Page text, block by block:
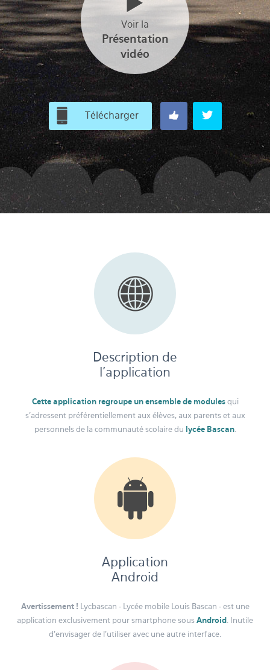
Voir la
Présentation
vidéo
Télécharger
Description de
l'application
Cette application regroupe un ensemble de modulesqui
s’adressent préférentiellement aux élèves, aux parents et aux
personnels de la communauté scolaire du lycée Bascan.
Application
Android
Avertissement ! Lycbascan - Lycée mobile Louis Bascan - est une
application exclusivement pour smartphone sous Android . Inutile
d'envisager de l'utiliser avec une autre interface.